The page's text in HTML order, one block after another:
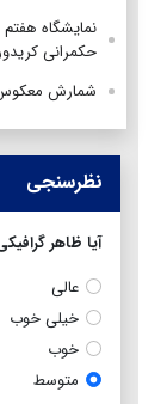
نمایشگاه
حکمرانی
شمارش معکوس
نظرسنجی
آیا ظاهر
عالی
خیلی خوب
خوب
متوسط